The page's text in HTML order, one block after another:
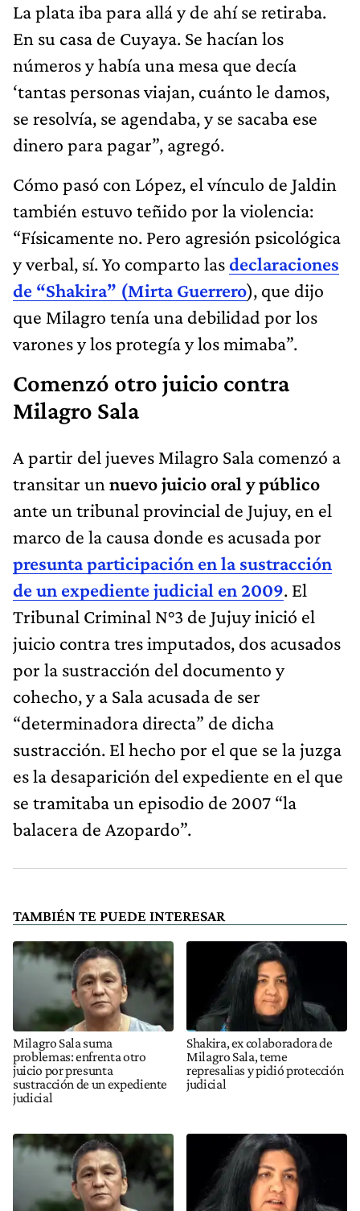
La plata iba para allá y de ahí se retiraba.
En su casa de Cuyaya. Se hacían los
números y había una mesa que decía
‘tantas personas viajan, cuánto le damos,
se resolvía, se agendaba, y se sacaba ese
dinero para pagar”, agregó.
Cómo pasó con López, el vínculo de Jaldin
también estuvo teñido por la violencia:
“Físicamente no. Pero agresión psicológica
y verbal, sí. Yo comparto lasdeclaraciones
de “Shakira” (Mirta Guerrero), que dijo
que Milagro tenía una debilidad por los
varones y los protegía y los mimaba”.
Comenzó otro juicio contra
Milagro Sala
A partir del jueves Milagro Sala comenzó a
transitar un nuevo juicio oral y público
ante un tribunal provincial de Jujuy, en el
marco de la causa donde es acusada por
presunta participación en la sustracción
de un expediente judicial en 2009. El
Tribunal Criminal N°3 de Jujuy inició el
juicio contra tres imputados, dos acusados
por la sustracción del documento y
cohecho, y a Sala acusada de ser
“determinadora directa” de dicha
sustracción. El hecho por el que se la juzga
es la desaparición del expediente en el que
se tramitaba un episodio de 2007 “la
balacera de Azopardo”.
TAMBIÉN TE PUEDE INTERESAR
Milagro Sala suma
problemas: enfrenta otro
juicio por presunta
sustracción de un expediente
judicial
Shakira, ex colaboradora de
Milagro Sala, teme
represalias y pidió protección
judicial